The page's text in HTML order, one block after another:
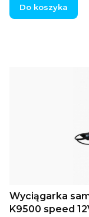
Do koszyka
Wyciągarka
K9500 speed